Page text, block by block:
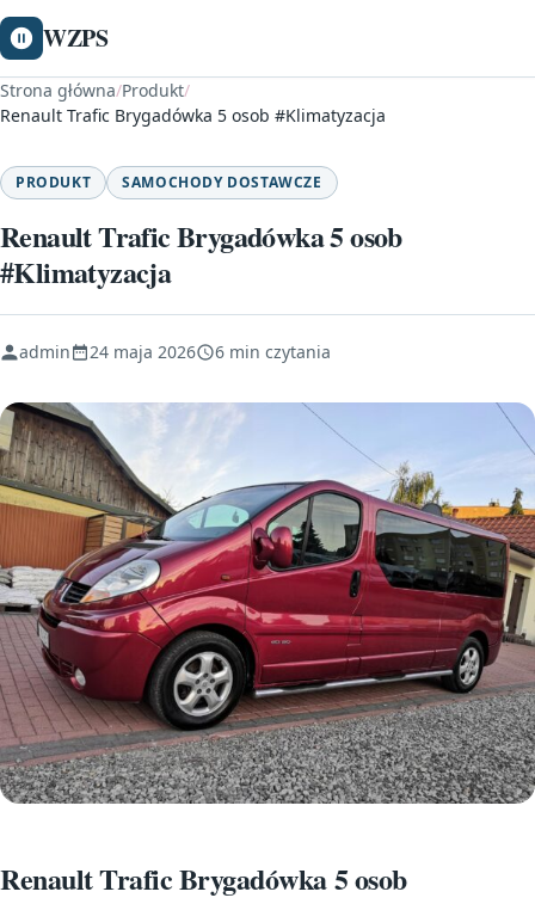
WZPS
Strona główna/Produkt/
Renault Trafic Brygadówka 5 osob #Klimatyzacja
PRODUKT SAMOCHODY DOSTAWCZE
Renault Trafic Brygadówka 5 osob
#Klimatyzacja
admin 24 maja 2026 6 min czytania
Renault Trafic Brygadówka 5 osob